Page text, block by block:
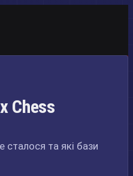
Chess
та які бази